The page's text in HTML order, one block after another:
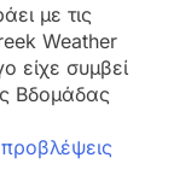
με τις
Weather
είχε συμβεί
Βδομάδας